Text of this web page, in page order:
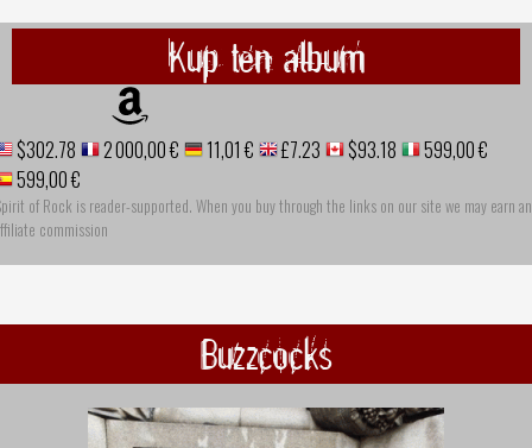
Kup ten album
$302.78 2 000,00 € 11,01 € £7.23 $93.18
599,00 €
599,00 €
of Rock is reader-supported. When you buy through the links on our site we may earn an
commission
Buzzcocks